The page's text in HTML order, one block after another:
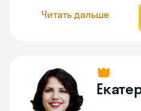
Читать дальше